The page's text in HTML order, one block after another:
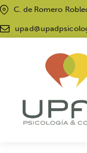
C. de Romero